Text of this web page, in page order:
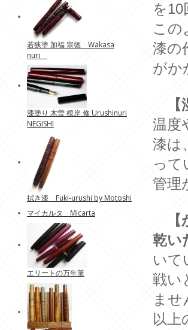
を
この
漆の
がか
【
温度
漆は、
って
管理
【
乾い
いて
戦い
ませ
以上
若狭塗 加福 宗徳 Wakasa
nuri
漆塗り 木曽 根岸 修 Urushinuri
NEGISHI
拭き漆 Fuki-urushi by Motoshi
マイカルタ Micarta
エリートの万年筆